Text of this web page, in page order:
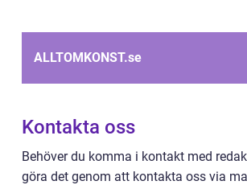
ALLTOMKONST.se
Kontakta oss
Behöver du komma i kontakt med
göra det genom att kontakta oss via